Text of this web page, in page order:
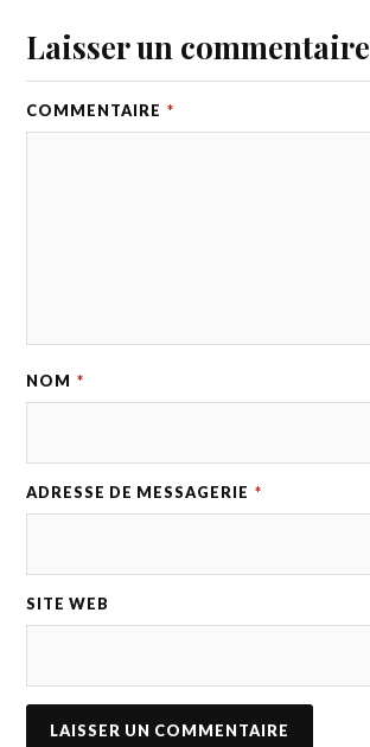
Laisser un commentaire
COMMENTAIRE *
NOM *
ADRESSE DE MESSAGERIE *
SITE WEB